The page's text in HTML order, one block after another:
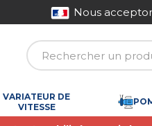
Nous
VARIATEUR DE
VITESSE